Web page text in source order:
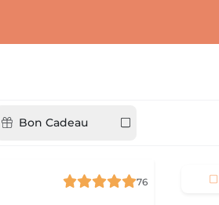
Bon Cadeau
76